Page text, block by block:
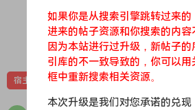
digital audio editing software.
toolset that includes multitrack,
display for creating, mixing, editing,
content. This powerful audio
accelerate video production
— and deliver a polished mix with
0
宿主
如果你是从搜索引擎跳转过来的
进来的帖子资源和你搜索的内容
因为本站进行过升级，新帖子的
引库的不一致导致的，你可以用
框中重新搜索相关资源。
本次升级是我们对您承诺的兑现